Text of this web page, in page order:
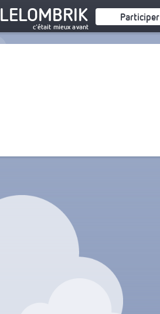
LELOMBRIK
c'était mieux avant
Participer